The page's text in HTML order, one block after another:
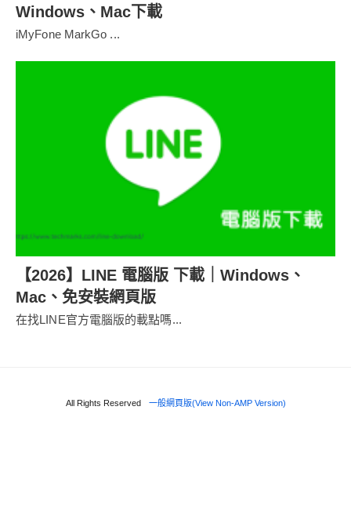
Windows、Mac下載
iMyFone MarkGo ...
【2026】LINE 電腦版 下載｜Windows、
Mac、免安裝網頁版
在找LINE官方電腦版的載點嗎...
All Rights Reserved 一般網頁版(View Non-AMP Version)